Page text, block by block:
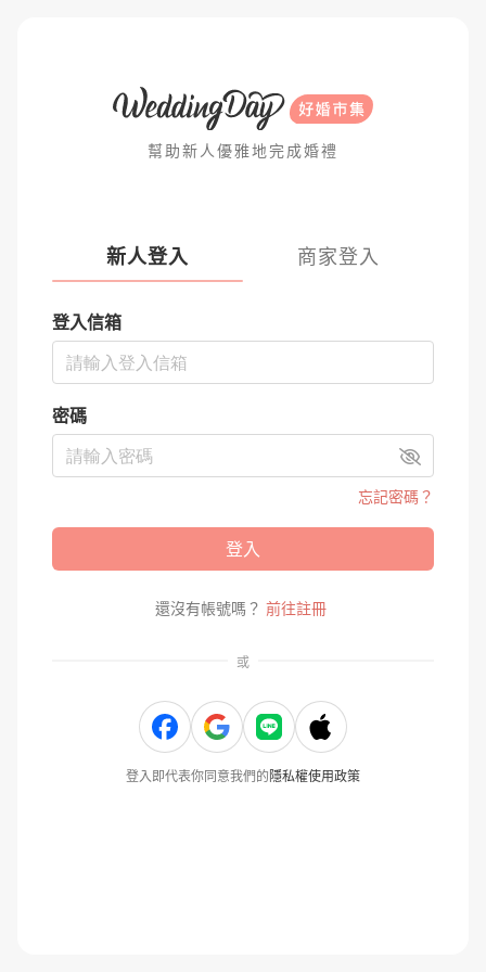
幫助新人優雅地完成婚禮
新人登入 商家登入
登入信箱
密碼
忘記密碼？
登入
還沒有帳號嗎？ 前往註冊
或
登入即代表你同意我們的隱私權使用政策